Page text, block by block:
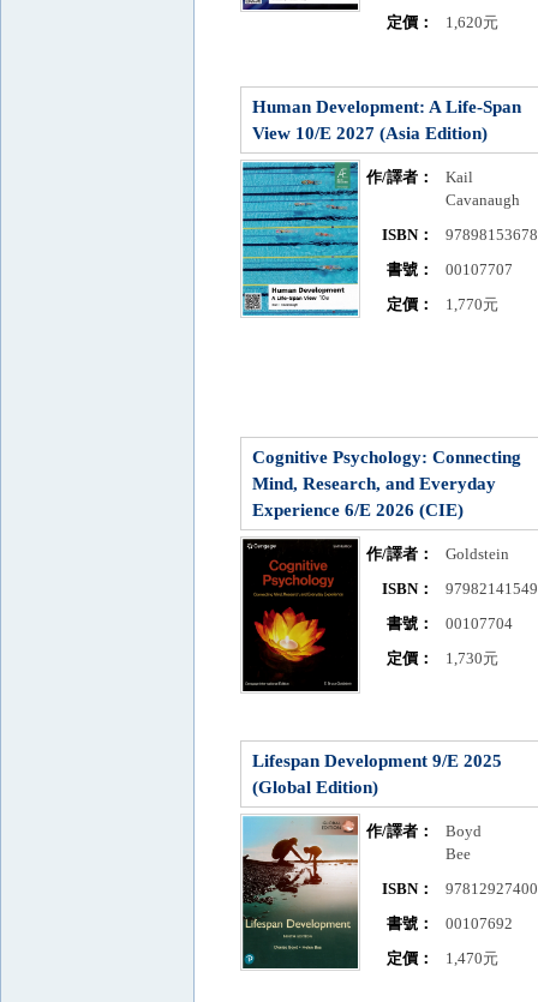
定價：
1,620元
Human Development: A Life-Span
View 10/E 2027 (Asia Edition)
作/譯者：
Kail
Cavanaugh
ISBN：
書號：
00107707
定價：
1,770元
Cognitive Psychology: Connecting
Mind, Research, and Everyday
Experience 6/E 2026 (CIE)
作/譯者：
Goldstein
ISBN：
書號：
00107704
定價：
1,730元
Lifespan Development 9/E 2025
(Global Edition)
作/譯者：
Boyd
Bee
ISBN：
書號：
00107692
定價：
1,470元